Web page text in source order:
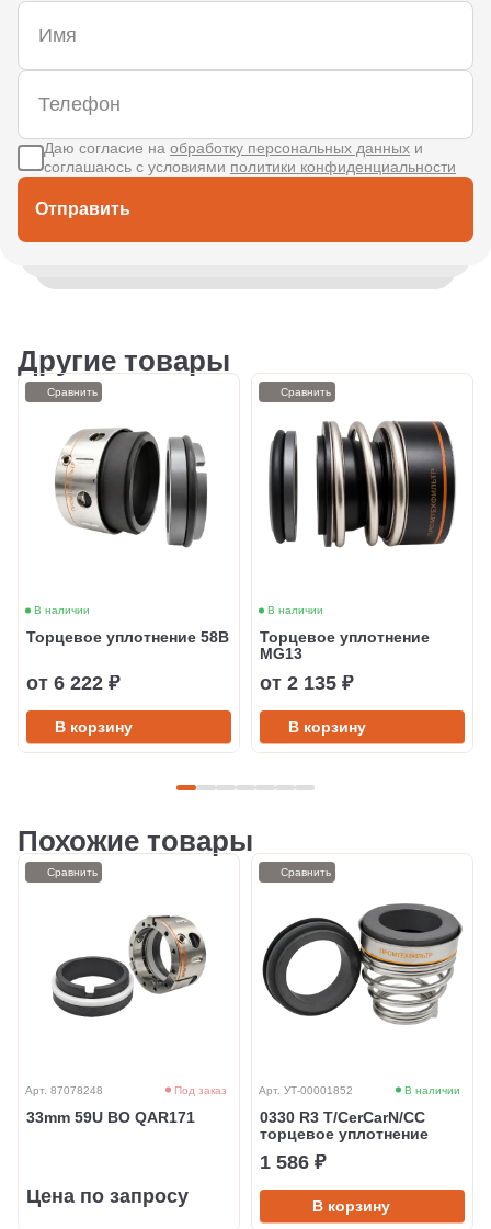
Отправить
Даю согласие на обработку персональных данных и
соглашаюсь с условиями политики конфиденциальности
Другие товары
В наличии
Торцевое уплотнение 58B
от 6 222 ₽
В корзину
Сравнить
В наличии
Торцевое уплотнение
MG13
от 2 135 ₽
В корзину
Сравнить
Похожие товары
Арт. 87078248 Под заказ
33mm 59U BO QAR171
Цена по запросу
Сравнить
Арт. УТ-00001852 В наличии
0330 R3 T/CerCarN/CC
торцевое уплотнение
1 586 ₽
В корзину
Сравнить